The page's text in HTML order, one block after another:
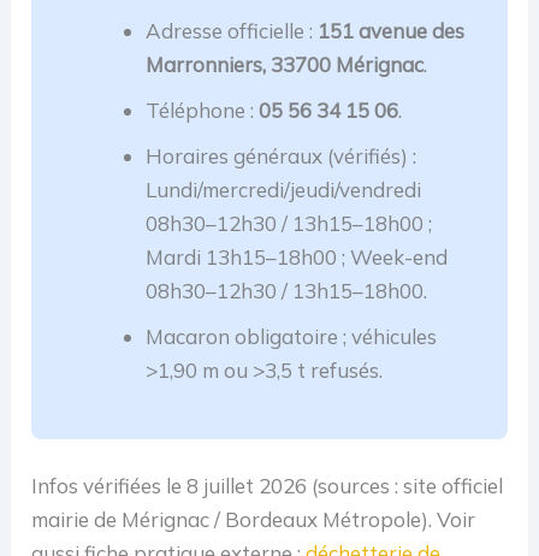
Adresse officielle : 151 avenue des
Marronniers, 33700 Mérignac.
Téléphone : 05 56 34 15 06.
Horaires généraux (vérifiés) :
Lundi/mercredi/jeudi/vendredi
08h30–12h30 / 13h15–18h00 ;
Mardi 13h15–18h00 ; Week-end
08h30–12h30 / 13h15–18h00.
Macaron obligatoire ; véhicules
>1,90 m ou >3,5 t refusés.
Infos vérifiées le 8 juillet 2026 (sources : site officiel
mairie de Mérignac / Bordeaux Métropole). Voir